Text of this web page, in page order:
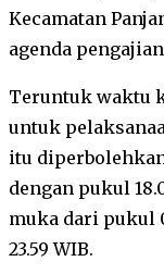
Kecamatan
agenda
Teruntuk waktu
untuk
itu
dengan pukul
muka dari pukul
23.59 WIB.